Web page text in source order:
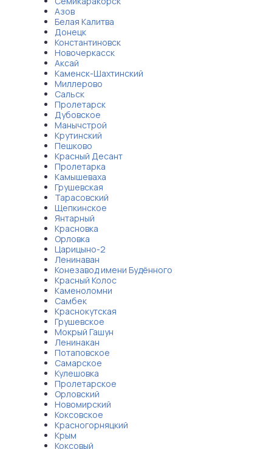
Азов
Белая Калитва
Донецк
Константиновск
Новочеркасск
Аксай
Каменск-Шахтинский
Миллерово
Сальск
Пролетарск
Дубовское
Манычстрой
Крутинский
Пешково
Красный Десант
Пролетарка
Камышеваха
Грушевская
Тарасовский
Щепкинское
Янтарный
Красновка
Орловка
Царицыно-2
Ленинаван
Конезавод имени Будённого
Красный Колос
Каменоломни
Самбек
Краснокутская
Грушевское
Мокрый Гашун
Ленинакан
Потаповское
Самарское
Кулешовка
Пролетарское
Орловский
Новомирский
Коксовское
Красногорняцкий
Крым
Коксовый